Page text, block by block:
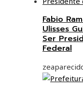
Fabio
Ulisses
Ser
Federal